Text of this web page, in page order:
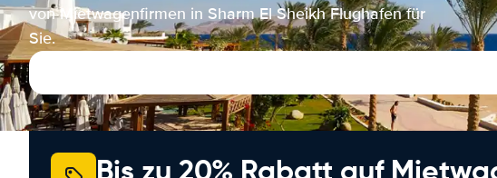
von Mietwagenfirmen in Sharm El Sheikh Flughafen für
Sie.
Bis zu 20% Rabatt auf